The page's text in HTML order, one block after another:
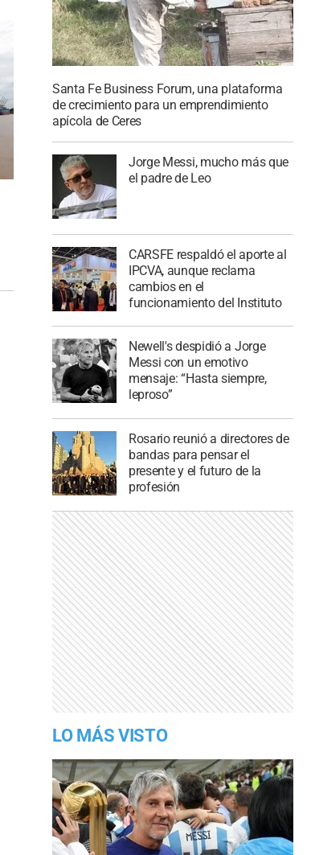
Santa Fe Business Forum, una plataforma
de crecimiento para un emprendimiento
apícola de Ceres
Jorge Messi, mucho más que
el padre de Leo
CARSFE respaldó el aporte al
IPCVA, aunque reclama
cambios en el
funcionamiento del Instituto
Newell's despidió a Jorge
Messi con un emotivo
mensaje: “Hasta siempre,
leproso”
Rosario reunió a directores de
bandas para pensar el
presente y el futuro de la
profesión
LO MÁS VISTO